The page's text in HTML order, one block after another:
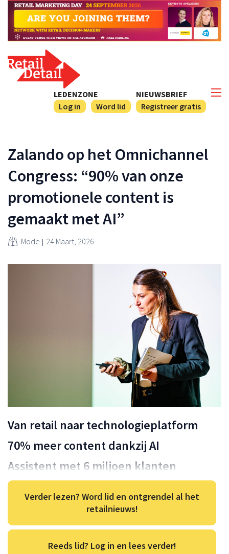
NIEUWSBRIEF
Registreer gratis
LEDENZONE
Log in
Word lid
Zalando op het Omnichannel
Congress: “90% van onze
promotionele content is
gemaakt met AI”
Mode 24 Maart, 2026
Van retail naar technologieplatform
70% meer content dankzij AI
Assistent met 6 miljoen klanten
Verder lezen? Word lid en ontgrendel al het
retailnieuws!
Reeds lid? Log in en lees verder!